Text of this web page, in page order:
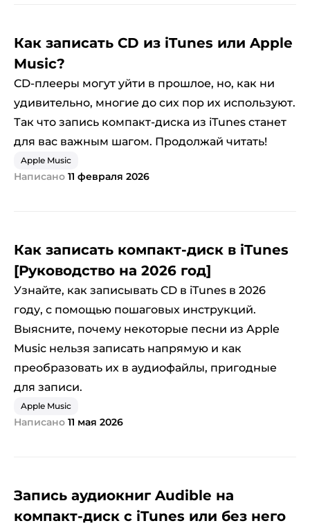
Как записать CD из iTunes или Apple
Music?
CD-плееры могут уйти в прошлое, но, как ни
удивительно, многие до сих пор их используют.
Так что запись компакт-диска из iTunes станет
для вас важным шагом. Продолжай читать!
Apple Music
Написано 11 февраля 2026
Как записать компакт-диск в iTunes
[Руководство на 2026 год]
Узнайте, как записывать CD в iTunes в 2026
году, с помощью пошаговых инструкций.
Выясните, почему некоторые песни из Apple
Music нельзя записать напрямую и как
преобразовать их в аудиофайлы, пригодные
для записи.
Apple Music
Написано 11 мая 2026
Запись аудиокниг Audible на
компакт-диск с iTunes или без него